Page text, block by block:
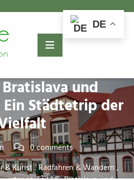
und
Städtetrip der
0 comments
& Kunst,Radfahren & Wandern,
DE